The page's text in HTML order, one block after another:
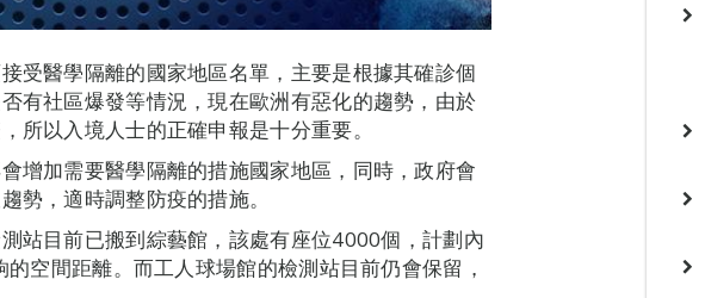
受醫學隔離的國家地區名單，主要是根據其確診個
有社區爆發等情況，現在歐洲有惡化的趨勢，由於
所以入境人士的正確申報是十分重要。
增加需要醫學隔離的措施國家地區，同時，政府會
勢，適時調整防疫的措施。
站目前已搬到綜藝館，該處有座位4000個，計劃內
空間距離。而工人球場館的檢測站目前仍會保留，